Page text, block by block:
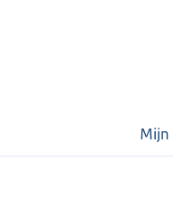
Mijn